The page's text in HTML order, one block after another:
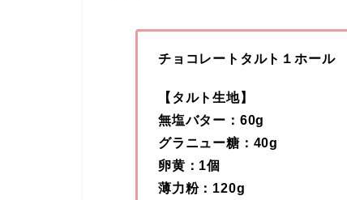
チョコレートタルト１ホール
【タルト生地】
無塩バター：60g
グラニュー糖：40g
卵黄：1個
薄力粉：120g